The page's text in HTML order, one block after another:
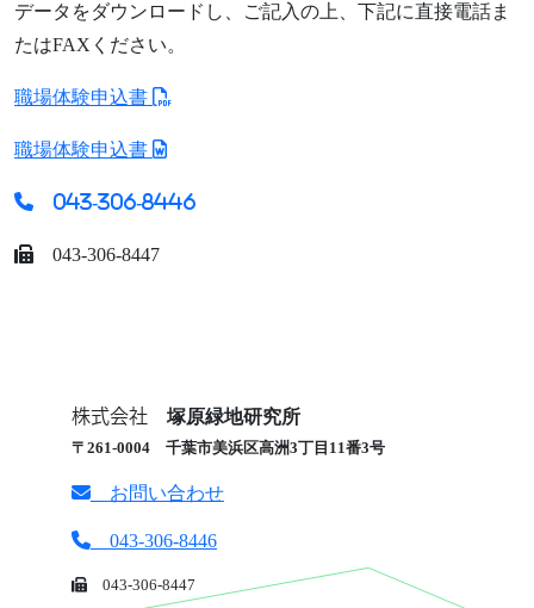
データをダウンロードし、ご記入の上、下記に直接電話ま
たはFAXください。
職場体験申込書
職場体験申込書
043-306-8446
043-306-8447
株式会社 塚原緑地研究所
〒261-0004 千葉市美浜区高洲3丁目11番3号
お問い合わせ
043-306-8446
043-306-8447